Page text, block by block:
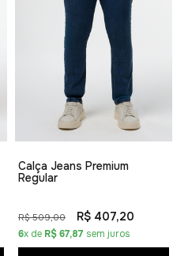
Calça Jeans Premium
Regular
R$ 509,00 R$ 407,20
6x de R$ 67,87 sem juros